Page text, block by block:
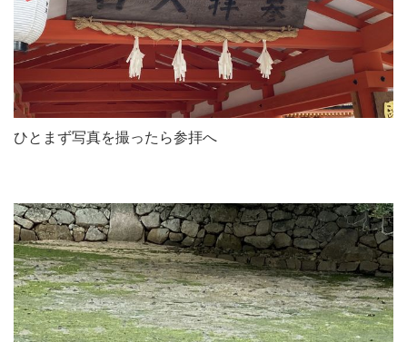
ひとまず写真を撮ったら参拝へ